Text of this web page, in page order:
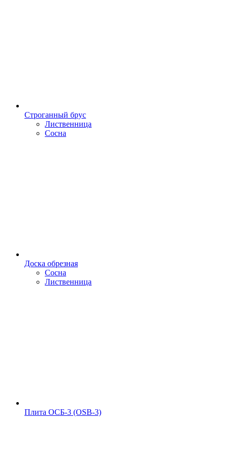
Строганный брус
Лиственница
Сосна
Доска обрезная
Сосна
Лиственница
Плита ОСБ-3 (OSB-3)